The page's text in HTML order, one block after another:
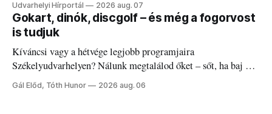
Udvarhelyi Hírportál 2026 aug. 07
Gokart, dinók, discgolf – és még a fogorvost
is tudjuk
Kíváncsi vagy a hétvége legjobb programjaira
Székelyudvarhelyen? Nálunk megtalálod őket – sőt, ha baj van
a fogaddal, a fogorvosi ügyeletet is!
Gál Előd, Tóth Hunor 2026 aug. 06